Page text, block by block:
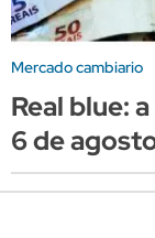
Mercado cambiario
Real blue:
6 de